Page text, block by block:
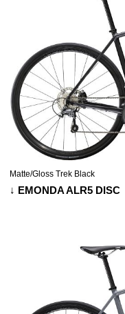
Matte/Gloss Trek Black
↓ EMONDA ALR5 DISC